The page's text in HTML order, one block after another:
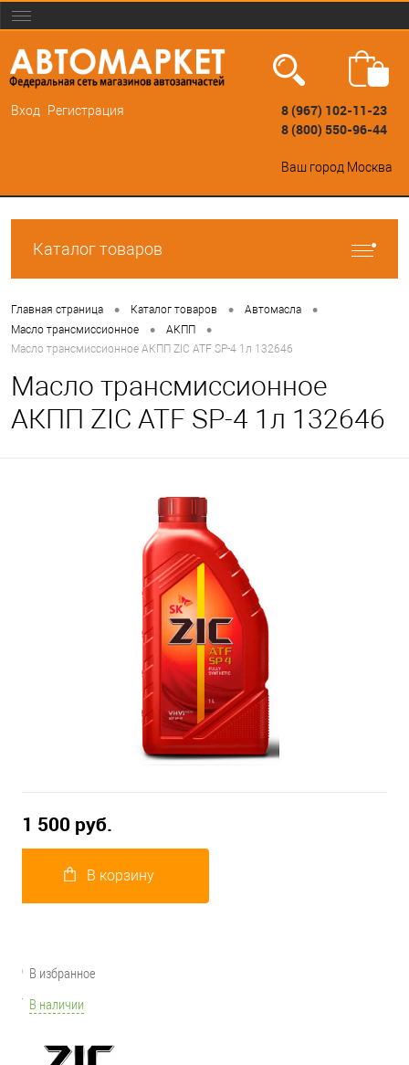
Вход Регистрация
8 (967) 102-11-23
8 (800) 550-96-44
Ваш город Москва
Каталог товаров
Главная страница • Каталог товаров • Автомасла •
Масло трансмиссионное • АКПП •
Масло трансмиссионное АКПП ZIC ATF SP-4 1л 132646
Масло трансмиссионное
АКПП ZIC ATF SP-4 1л 132646
1 500 руб.
В корзину
В избранное
В наличии